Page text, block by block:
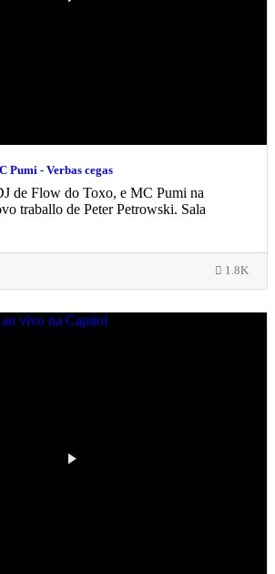
Pumi - Verbas cegas
de Flow do Toxo, e MC Pumi na
traballo de Peter Petrowski. Sala
1.8K